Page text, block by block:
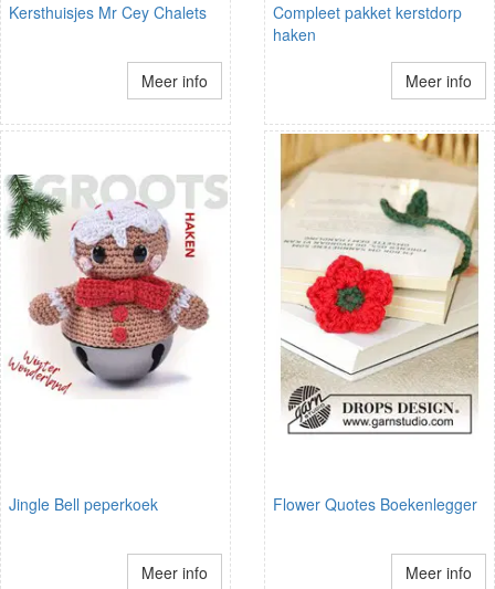
Kersthuisjes Mr Cey Chalets
Meer info
Compleet pakket kerstdorp
haken
Meer info
Jingle Bell peperkoek
Meer info
Flower Quotes Boekenlegger
Meer info